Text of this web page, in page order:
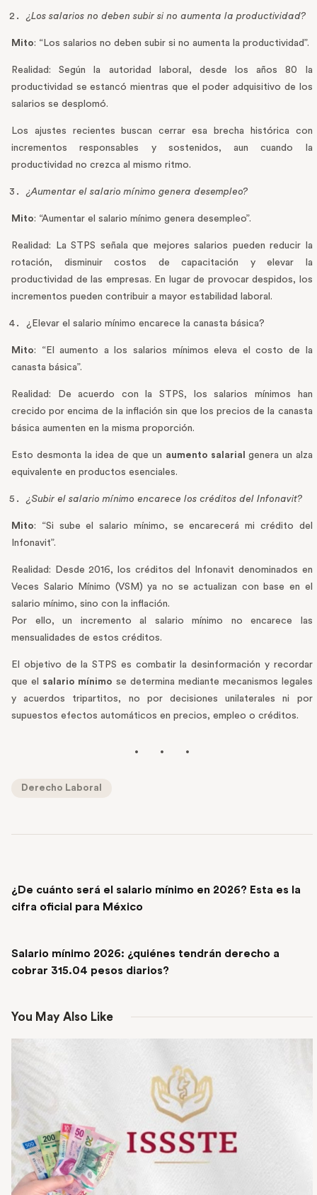
¿Los salarios no deben subir si no aumenta la productividad?
Mito: “Los salarios no deben subir si no aumenta la productividad”.
Realidad: Según la autoridad laboral, desde los años 80 la
productividad se estancó mientras que el poder adquisitivo de los
salarios se desplomó.
Los ajustes recientes buscan cerrar esa brecha histórica con
incrementos responsables y sostenidos, aun cuando la
productividad no crezca al mismo ritmo.
¿Aumentar el salario mínimo genera desempleo?
Mito: “Aumentar el salario mínimo genera desempleo”.
Realidad: La STPS señala que mejores salarios pueden reducir la
rotación, disminuir costos de capacitación y elevar la
productividad de las empresas. En lugar de provocar despidos, los
incrementos pueden contribuir a mayor estabilidad laboral.
¿Elevar el salario mínimo encarece la canasta básica?
Mito: “El aumento a los salarios mínimos eleva el costo de la
canasta básica”.
Realidad: De acuerdo con la STPS, los salarios mínimos han
crecido por encima de la inflación sin que los precios de la canasta
básica aumenten en la misma proporción.
Esto desmonta la idea de que un aumento salarial genera un alza
equivalente en productos esenciales.
¿Subir el salario mínimo encarece los créditos del Infonavit?
Mito: “Si sube el salario mínimo, se encarecerá mi crédito del
Infonavit”.
Realidad: Desde 2016, los créditos del Infonavit denominados en
Veces Salario Mínimo (VSM) ya no se actualizan con base en el
salario mínimo, sino con la inflación.
Por ello, un incremento al salario mínimo no encarece las
mensualidades de estos créditos.
El objetivo de la STPS es combatir la desinformación y recordar
que el salario mínimo se determina mediante mecanismos legales
y acuerdos tripartitos, no por decisiones unilaterales ni por
supuestos efectos automáticos en precios, empleo o créditos.
Derecho Laboral
¿De cuánto será el salario mínimo en 2026? Esta es la
cifra oficial para México
Salario mínimo 2026: ¿quiénes tendrán derecho a
cobrar 315.04 pesos diarios?
You May Also Like